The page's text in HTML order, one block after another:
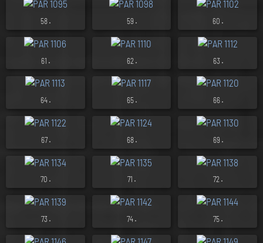
58. 59 . 60 .
61 . 62 . 63 .
64. 65. 66 .
67 . 68. 69 .
70 . 71 . 72.
73 . 74. 75.